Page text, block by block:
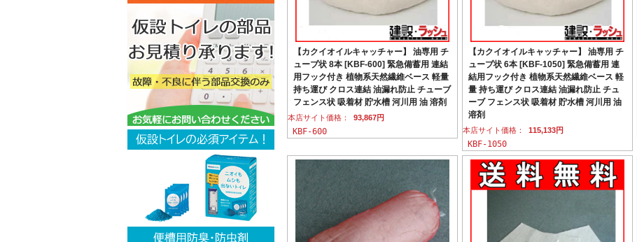
【カクイオイルキャッチャー】 油専用 チ
ューブ状 8本 [KBF-600] 緊急備蓄用 連結
用フック付き 植物系天然繊維ベース 軽量
持ち運び クロス連結 油漏れ防止 チューブ
フェンス状 吸着材 貯水槽 河川用 油 溶剤
本店サイト価格： 93,867円
KBF-600
【カクイオイルキャッチャー】 油専用 チ
ューブ状 6本 [KBF-1050] 緊急備蓄用 連
結用フック付き 植物系天然繊維ベース 軽
量 持ち運び クロス連結 油漏れ防止 チュ
ーブ フェンス状 吸着材 貯水槽 河川用 油
溶剤
本店サイト価格： 115,133円
KBF-1050